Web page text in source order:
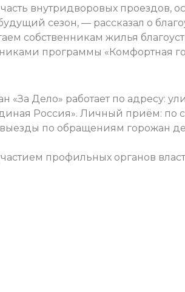
внутридворовых проездов,
сезон, — рассказал о
собственникам жилья
программы «Комфортная
Дело» работает по адресу:
Россия». Личный приём: по
выезды по обращениям горожан
профильных органов